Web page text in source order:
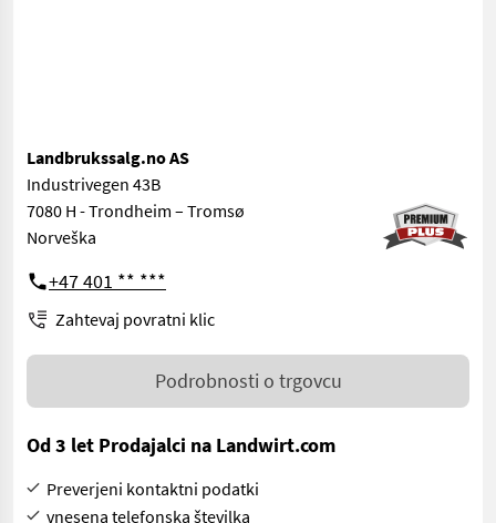
Landbrukssalg.no AS
Industrivegen 43B
7080 H - Trondheim – Tromsø
Norveška
+47 401 ** ***
Zahtevaj povratni klic
Podrobnosti o trgovcu
Od 3 let Prodajalci na Landwirt.com
Preverjeni kontaktni podatki
vnesena telefonska številka